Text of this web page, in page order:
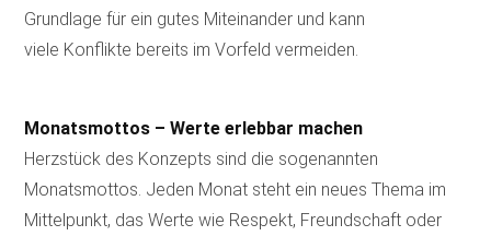
Grundlage für ein gutes Miteinander und kann
viele Konflikte bereits im Vorfeld vermeiden.
Monatsmottos – Werte erlebbar machen
Herzstück des Konzepts sind die sogenannten
Monatsmottos. Jeden Monat steht ein neues Thema im
Mittelpunkt, das Werte wie Respekt, Freundschaft oder